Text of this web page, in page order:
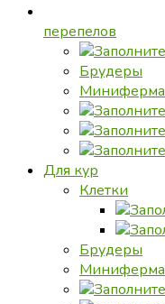
перепелов
Брудеры
Миниферма
Для кур
Клетки
Брудеры
Миниферма